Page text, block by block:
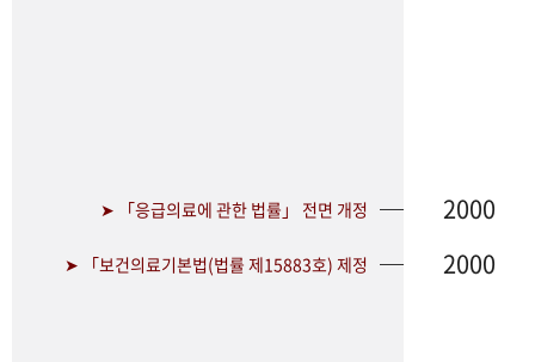
➤ 「응급의료에 관한 법률」 전면 개정 2000
➤ 「보건의료기본법(법률 제15883호) 제정 2000